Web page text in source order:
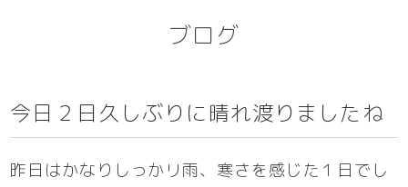
ブログ
今日２日久しぶりに晴れ渡りましたね
昨日はかなりしっかリ雨、寒さを感じた１日でし